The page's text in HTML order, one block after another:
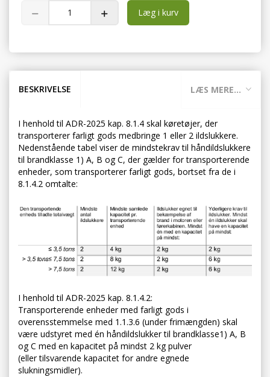
Læg i kurv
LÆS MERE...
BESKRIVELSE
I henhold til ADR-2025 kap. 8.1.4 skal køretøjer, der
transporterer farligt gods medbringe 1 eller 2 ildslukkere.
Nedenstående tabel viser de mindstekrav til håndildslukkere
til brandklasse 1) A, B og C, der gælder for transporterende
enheder, som transporterer farligt gods, bortset fra de i
8.1.4.2 omtalte:
I henhold til ADR-2025 kap. 8.1.4.2:
Transporterende enheder med farligt gods i
overensstemmelse med 1.1.3.6 (under frimængden) skal
være udstyret med én håndildslukker til brandklasse1) A, B
og C med en kapacitet på mindst 2 kg pulver
(eller tilsvarende kapacitet for andre egnede
slukningsmidler).